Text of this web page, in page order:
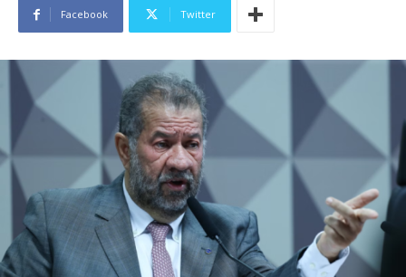
Facebook Twitter